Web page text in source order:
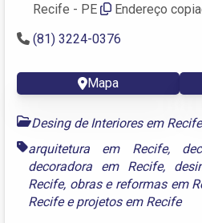
Recife - PE
Endereço
(81) 3224-0376
Mapa
Desing de Interiores em Recife
arquitetura em Recife,
decoradora em Recife,
Recife, obras e reformas em
Recifeeprojetos em Recife